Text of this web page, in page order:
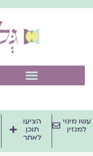
מינוי
למגזין
הציעו
תוכן
לאתר